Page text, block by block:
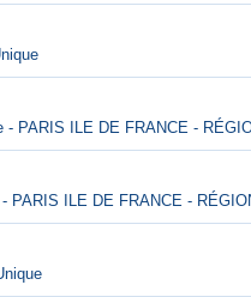
- PARIS ILE DE FRANCE -
PARIS ILE DE FRANCE -